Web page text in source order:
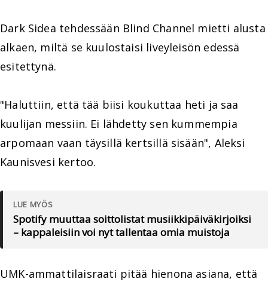
Dark Sidea tehdessään Blind Channel mietti alusta
alkaen, miltä se kuulostaisi liveyleisön edessä
esitettynä.
"Haluttiin, että tää biisi koukuttaa heti ja saa
kuulijan messiin. Ei lähdetty sen kummempia
arpomaan vaan täysillä kertsillä sisään", Aleksi
Kaunisvesi kertoo.
LUE MYÖS
Spotify muuttaa soittolistat musiikkipäiväkirjoiksi
– kappaleisiin voi nyt tallentaa omia muistoja
UMK-ammattilaisraati pitää hienona asiana, että